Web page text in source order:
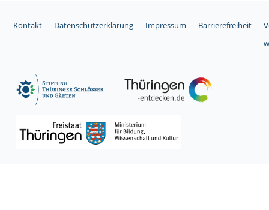
Kontakt Datenschutzerklärung Impressum Barrierefreiheit